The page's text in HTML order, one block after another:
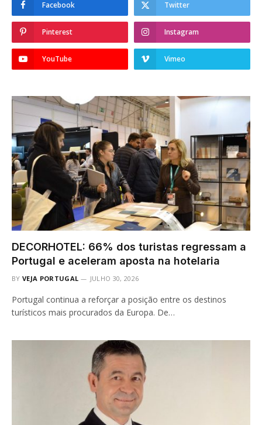
Facebook Twitter
Pinterest Instagram
YouTube Vimeo
DECORHOTEL: 66% dos turistas regressam a
Portugal e aceleram aposta na hotelaria
BY VEJA PORTUGAL JULHO 30, 2026
Portugal continua a reforçar a posição entre os destinos
turísticos mais procurados da Europa. De…